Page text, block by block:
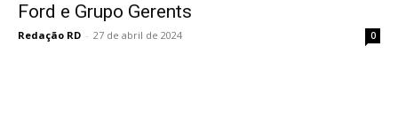
Ford e Grupo Gerents
Redação RD - 27 de abril de 2024 0